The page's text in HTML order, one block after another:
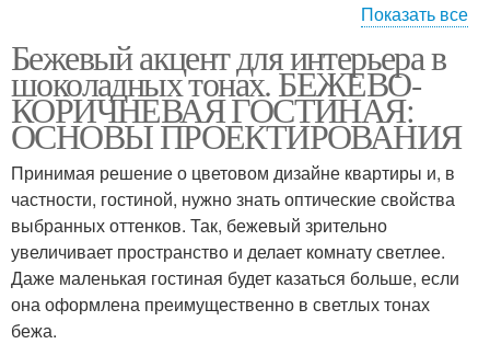
Нейтральный тон
серых тонах
Показать все
Бежевый акцент для интерьера в
шоколадных тонах. БЕЖЕВО-
КОРИЧНЕВАЯ ГОСТИНАЯ:
ОСНОВЫ ПРОЕКТИРОВАНИЯ
Принимая решение о цветовом дизайне квартиры и, в
частности, гостиной, нужно знать оптические свойства
выбранных оттенков. Так, бежевый зрительно
увеличивает пространство и делает комнату светлее.
Даже маленькая гостиная будет казаться больше, если
она оформлена преимущественно в светлых тонах
бежа.